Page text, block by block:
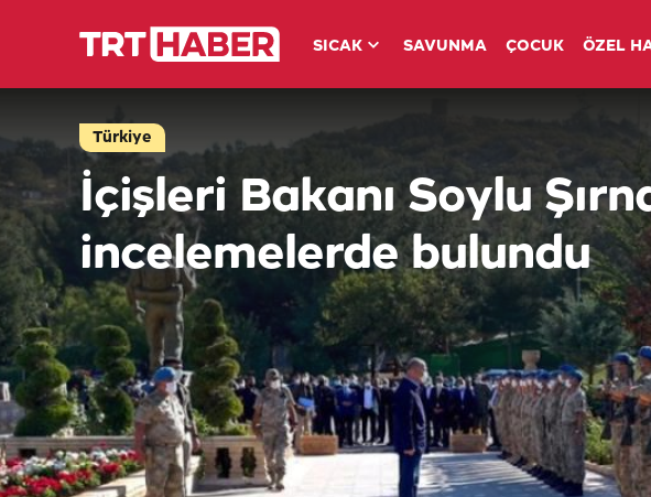
SICAK SAVUNMA ÇOCUK ÖZEL
Türkiye
İçişleri Bakanı Soylu
incelemelerde bulundu